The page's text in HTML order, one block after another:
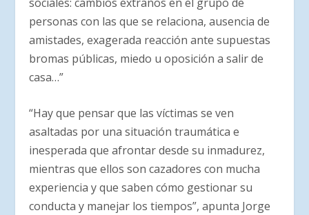
personas con las que se relaciona, ausencia de
amistades, exagerada reacción ante supuestas
bromas públicas, miedo u oposición a salir de
casa…”
“Hay que pensar que las víctimas se ven
asaltadas por una situación traumática e
inesperada que afrontar desde su inmadurez,
mientras que ellos son cazadores con mucha
experiencia y que saben cómo gestionar su
conducta y manejar los tiempos”, apunta Jorge